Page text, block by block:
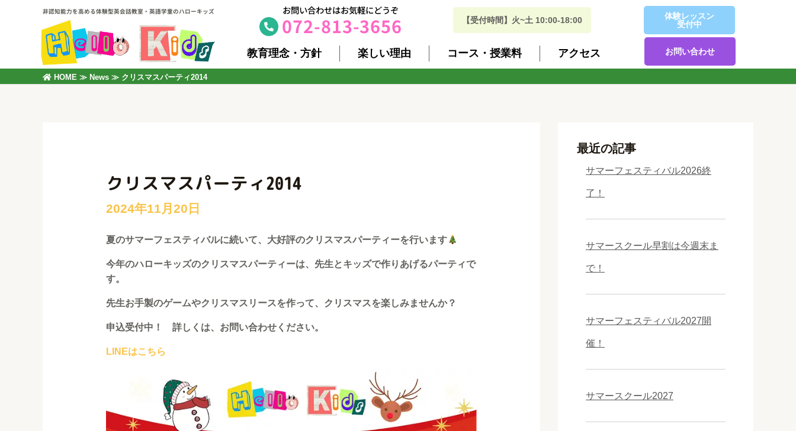
非認知能力を高める体験型英会話教室・英語学童のハローキッズ お問い合わせはお気軽にどうぞ
072-813-3656 【受付時間】火~土 10:00-18:00 体験レッスン
受付中
教育理念・方針 楽しい理由 コース・授業料 アクセス お問い合わせ
HOME ≫ News ≫ クリスマスパーティ2014
クリスマスパーティ2014
夏のサマーフェスティバルに続いて、大好評のクリスマスパーティーを行います
今年のハローキッズのクリスマスパーティーは、先生とキッズで作りあげるパーティで
す。
先生お手製のゲームやクリスマスリースを作って、クリスマスを楽しみませんか？
申込受付中！ 詳しくは、お問い合わせください。
LINEはこちら
最近の記事
サマーフェスティバル2026終
了！
サマースクール早割は今週末ま
で！
サマーフェスティバル2027開
催！
サマースクール2027